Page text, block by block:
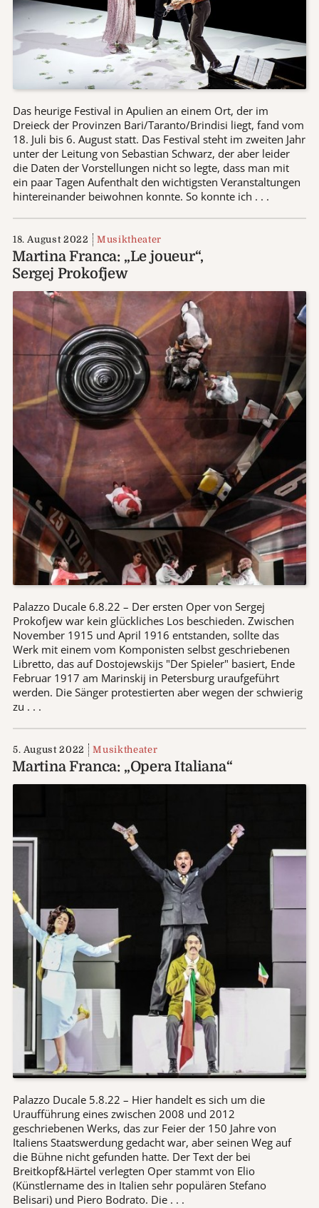
Das heurige Festival in Apulien an einem Ort, der im
Dreieck der Provinzen Bari/Taranto/Brindisi liegt, fand vom
18. Juli bis 6. August statt. Das Festival steht im zweiten Jahr
unter der Leitung von Sebastian Schwarz, der aber leider
die Daten der Vorstellungen nicht so legte, dass man mit
ein paar Tagen Aufenthalt den wichtigsten Veranstaltungen
hintereinander beiwohnen konnte. So konnte ich . . .
18. August 2022 Musiktheater
Martina Franca: „Le joueur“,
Sergej Prokofjew
Palazzo Ducale 6.8.22 – Der ersten Oper von Sergej
Prokofjew war kein glückliches Los beschieden. Zwischen
November 1915 und April 1916 entstanden, sollte das
Werk mit einem vom Komponisten selbst geschriebenen
Libretto, das auf Dostojewskijs "Der Spieler" basiert, Ende
Februar 1917 am Marinskij in Petersburg uraufgeführt
werden. Die Sänger protestierten aber wegen der schwierig
zu . . .
5. August 2022 Musiktheater
Martina Franca: „Opera Italiana“
Palazzo Ducale 5.8.22 – Hier handelt es sich um die
Uraufführung eines zwischen 2008 und 2012
geschriebenen Werks, das zur Feier der 150 Jahre von
Italiens Staatswerdung gedacht war, aber seinen Weg auf
die Bühne nicht gefunden hatte. Der Text der bei
Breitkopf&Härtel verlegten Oper stammt von Elio
(Künstlername des in Italien sehr populären Stefano
Belisari) und Piero Bodrato. Die . . .